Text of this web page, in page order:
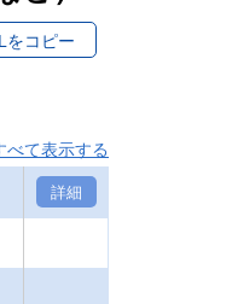
をコピー
べて表示する
詳細